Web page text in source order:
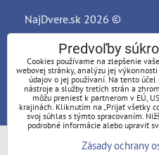
NajDvere.sk 2026 ©
Predvoľby súkromia Zásady
Predvoľby
Cookies používame na zlepšenie
webovej stránky, analýzu jej
údajov o jej používaní. Na tento účel
nástroje a služby tretích strán a
môžu preniesť k partnerom v EÚ,
krajinách. Kliknutím na „Prijať všetky
svoj súhlas s týmto spracovaním.
podrobné informácie alebo upraviť
Zásady ochrany